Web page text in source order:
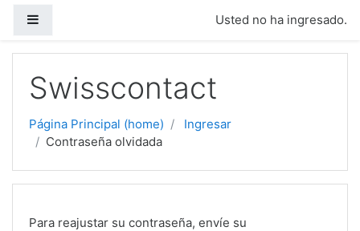
Usted no ha ingresado.
Swisscontact
Página Principal (home)
Ingresar
Contraseña olvidada
Para reajustar su contraseña, envíe su